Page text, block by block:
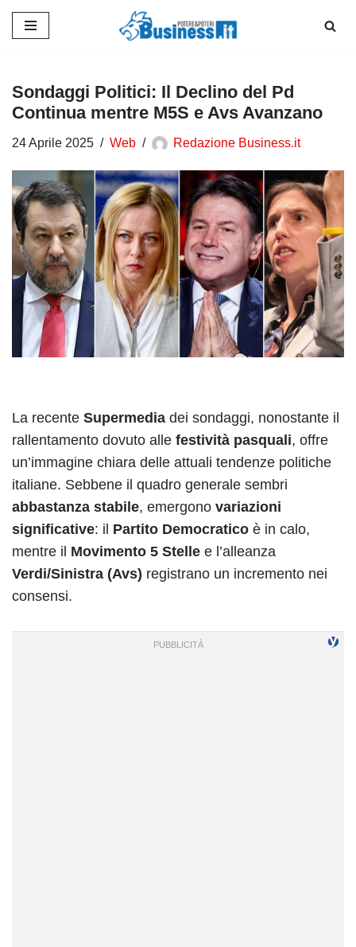
contenuto
Sondaggi Politici: Il Declino del Pd
Continua mentre M5S e Avs Avanzano
24 Aprile 2025 Web Redazione Business.it
La recente Supermedia dei sondaggi, nonostante il
rallentamento dovuto alle festività pasquali, offre
un’immagine chiara delle attuali tendenze politiche
italiane. Sebbene il quadro generale sembri
abbastanza stabile, emergono variazioni
significative: il Partito Democratico è in calo,
mentre il Movimento 5 Stelle e l’alleanza
Verdi/Sinistra (Avs) registrano un incremento nei
consensi.